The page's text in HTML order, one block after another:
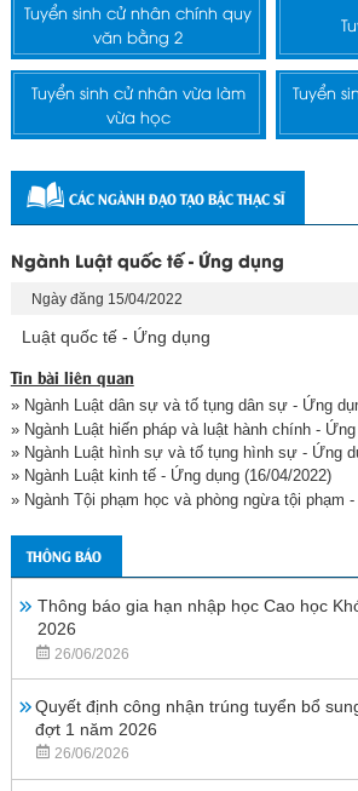
Tuyển sinh cử nhân chính quy
văn bằng 2
Tuyển sinh cử nhân vừa làm
vừa học
Tuyển
CÁC NGÀNH ĐẠO TẠO BẬC THẠC SĨ
Ngành Luật quốc tế - Ứng dụng
Ngày đăng 15/04/2022
Luật quốc tế - Ứng dụng
Tin bài liên quan
» Ngành Luật dân sự và tố tụng dân sự - Ứng
» Ngành Luật hiến pháp và luật hành chính - Ứng
» Ngành Luật hình sự và tố tụng hình sự - Ứng
» Ngành Luật kinh tế - Ứng dụng(16/04/2022)
» Ngành Tội phạm học và phòng ngừa tội phạm
THÔNG BÁO
Thông báo gia hạn nhập học Cao học
2026
26/06/2026
Quyết định công nhận trúng tuyển bổ
đợt 1 năm 2026
26/06/2026